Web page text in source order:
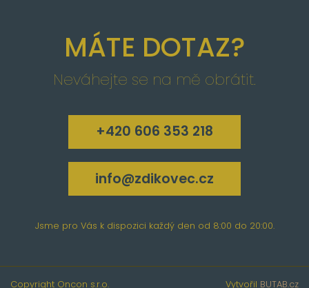
MÁTE DOTAZ?
Neváhejte se na mě obrátit.
+420 606 353 218
info@zdikovec.cz
Jsme pro Vás k dispozici každý den od 8:00 do 20:00.
Vytvořil BUTAB.cz
Copyright Oncon s.r.o.